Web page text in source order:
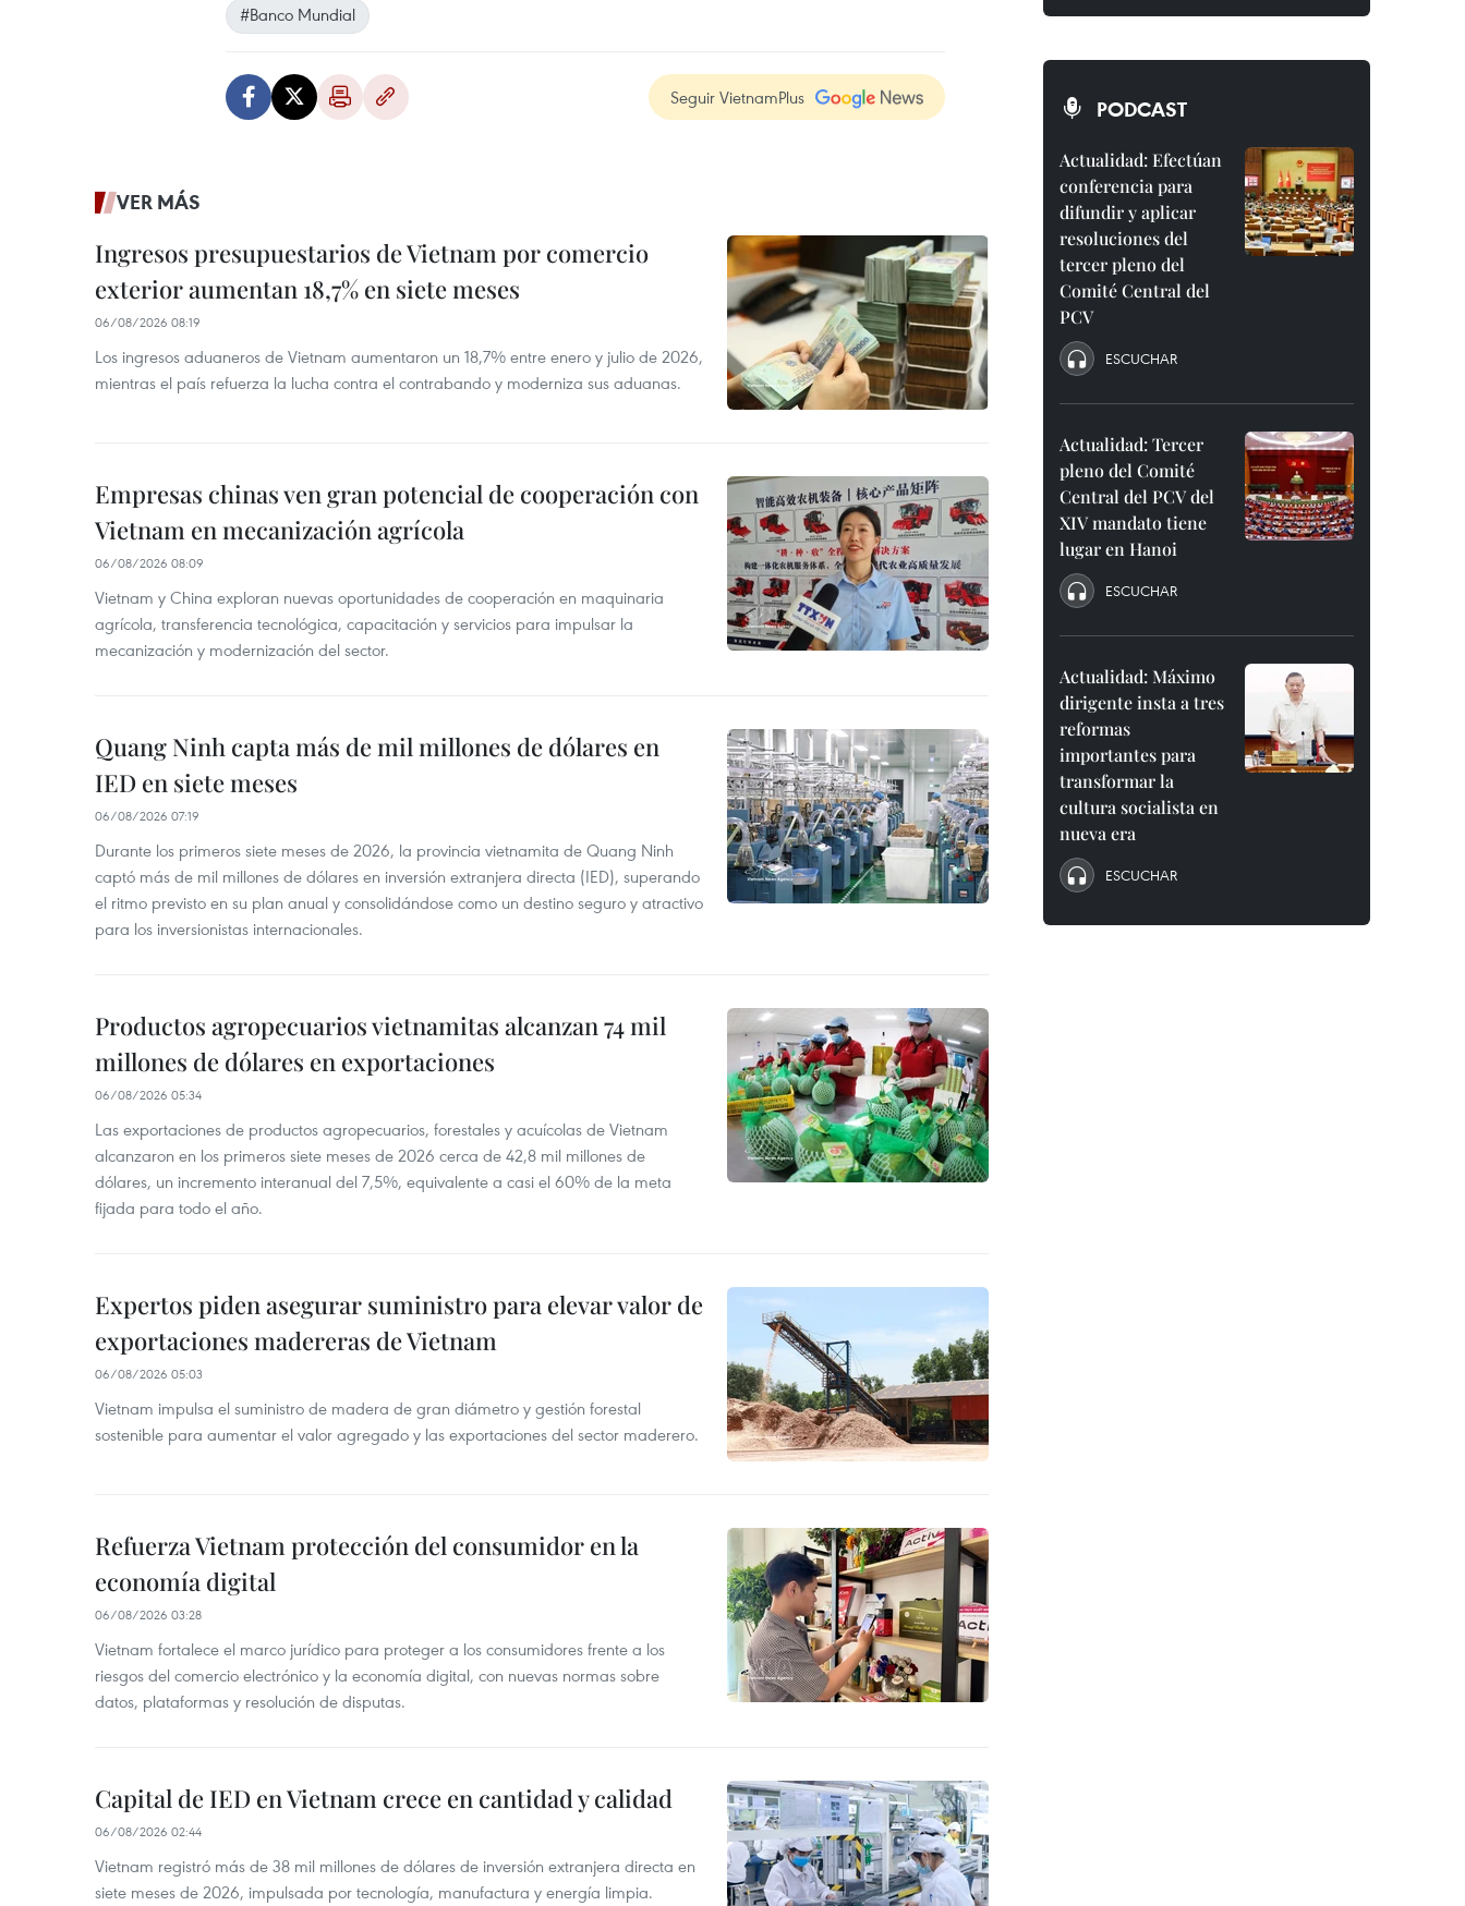
#Banco Mundial
Seguir VietnamPlus
VER MÁS
Ingresos presupuestarios de Vietnam por comercio
exterior aumentan 18,7% en siete meses
06/08/2026 08:19
Los ingresos aduaneros de Vietnam aumentaron un 18,7% entre enero y julio de 2026,
mientras el país refuerza la lucha contra el contrabando y moderniza sus aduanas.
Empresas chinas ven gran potencial de cooperación con
Vietnam en mecanización agrícola
06/08/2026 08:09
Vietnam y China exploran nuevas oportunidades de cooperación en maquinaria
agrícola, transferencia tecnológica, capacitación y servicios para impulsar la
mecanización y modernización del sector.
Quang Ninh capta más de mil millones de dólares en
IED en siete meses
06/08/2026 07:19
Durante los primeros siete meses de 2026, la provincia vietnamita de Quang Ninh
captó más de mil millones de dólares en inversión extranjera directa (IED), superando
el ritmo previsto en su plan anual y consolidándose como un destino seguro y atractivo
para los inversionistas internacionales.
Productos agropecuarios vietnamitas alcanzan 74 mil
millones de dólares en exportaciones
06/08/2026 05:34
Las exportaciones de productos agropecuarios, forestales y acuícolas de Vietnam
alcanzaron en los primeros siete meses de 2026 cerca de 42,8 mil millones de
dólares, un incremento interanual del 7,5%, equivalente a casi el 60% de la meta
fijada para todo el año.
Expertos piden asegurar suministro para elevar valor de
exportaciones madereras de Vietnam
06/08/2026 05:03
Vietnam impulsa el suministro de madera de gran diámetro y gestión forestal
sostenible para aumentar el valor agregado y las exportaciones del sector maderero.
Refuerza Vietnam protección del consumidor en la
economía digital
06/08/2026 03:28
Vietnam fortalece el marco jurídico para proteger a los consumidores frente a los
riesgos del comercio electrónico y la economía digital, con nuevas normas sobre
datos, plataformas y resolución de disputas.
Capital de IED en Vietnam crece en cantidad y calidad
06/08/2026 02:44
Vietnam registró más de 38 mil millones de dólares de inversión extranjera directa en
siete meses de 2026, impulsada por tecnología, manufactura y energía limpia.
PODCAST
Actualidad: Efectúan
conferencia para
difundir y aplicar
resoluciones del
tercer pleno del
Comité Central del
PCV
ESCUCHAR
Actualidad: Tercer
pleno del Comité
Central del PCV del
XIV mandato tiene
lugar en Hanoi
ESCUCHAR
Actualidad: Máximo
dirigente insta a tres
reformas
importantes para
transformar la
cultura socialista en
nueva era
ESCUCHAR